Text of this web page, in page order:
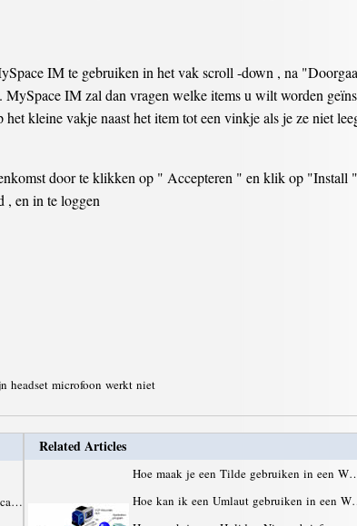
IM te gebruiken in het vak scroll -down , na
MySpace IM zal dan vragen welke items u wilt worden
kleine vakje naast het item tot een vinkje als je ze niet
door te klikken op " Accepteren " en klik op
, en in te loggen
headset microfoon werkt niet
Related Articles
Hoe maak je een Tilde gebruiken in een
Hoe kan ik een Umlaut gebruiken in een